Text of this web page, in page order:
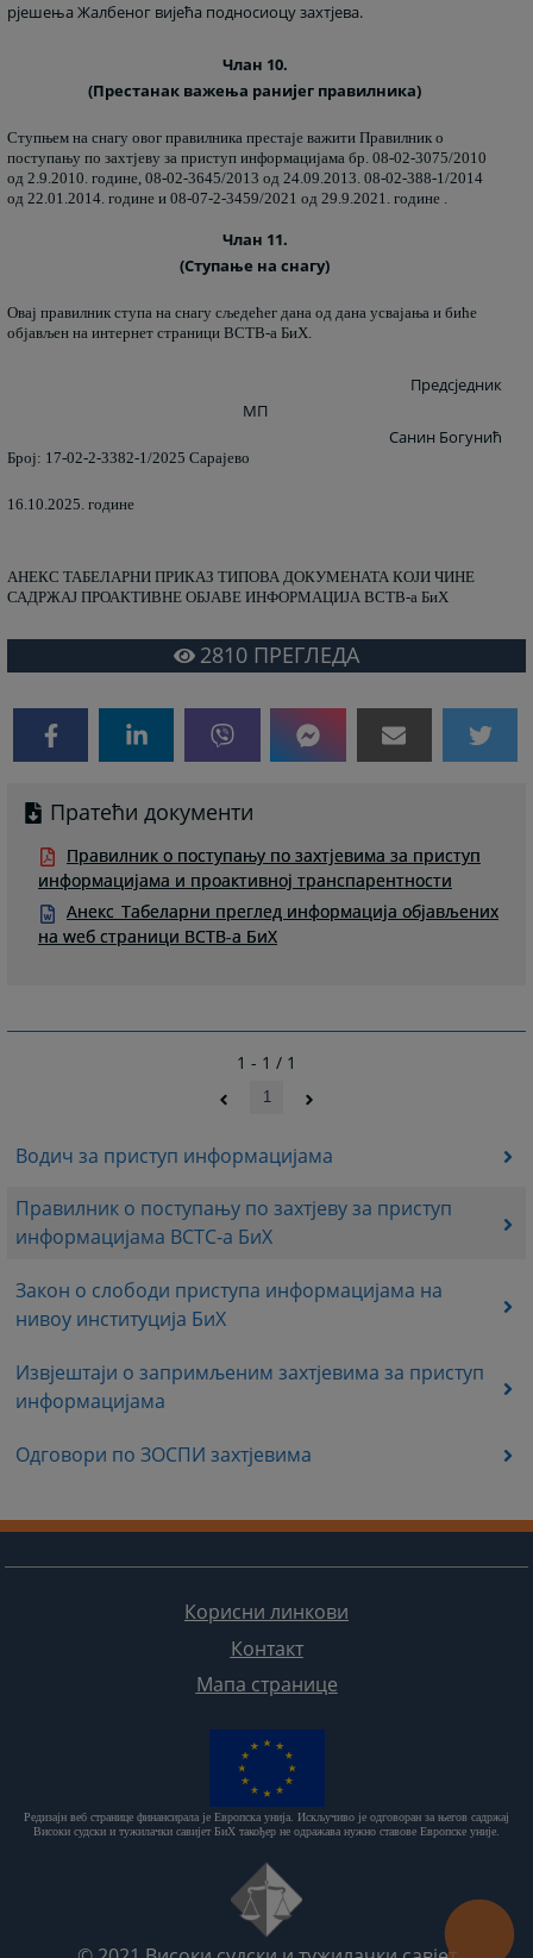
Водич за приступ информацијама
Правилник о поступању по захтјеву за приступ
информацијама ВСТС-а БиХ
Закон о слободи приступа информацијама на
нивоу институција БиХ
Извјештаји о запримљеним захтјевима за приступ
информацијама
Одговори по ЗОСПИ захтјевима
рјешења Жалбеног вијећа подносиоцу захтјева.
Члан 10.
(Престанак важења ранијег правилника)
Ступњем на снагу овог правилника престаје важити Правилник о
поступању по захтјеву за приступ информацијама бр. 08-02-3075/2010
од 2.9.2010. године, 08-02-3645/2013 од 24.09.2013. 08-02-388-1/2014
од 22.01.2014. године и 08-07-2-3459/2021 од 29.9.2021. године .
Члан 11.
(Ступање на снагу)
Овај правилник ступа на снагу сљедећег дана од дана усвајања и биће
објављен на интернет страници ВСТВ-а БиХ.
Предсједник
МП
Санин Богунић
Број: 17-02-2-3382-1/2025 Сарајево
16.10.2025. године
АНЕКС ТАБЕЛАРНИ ПРИКАЗ ТИПОВА ДОКУМЕНАТА КОЈИ ЧИНЕ
САДРЖАЈ ПРОАКТИВНЕ ОБЈАВЕ ИНФОРМАЦИЈА ВСТВ-а БиХ
2810 ПРЕГЛЕДА
Пратећи документи
Правилник о поступању по захтјевима за приступ
информацијама и проактивној транспарентности
Анекс_Табеларни преглед информација објављених
на wеб страници ВСТВ-а БиХ
1 - 1 / 1
1
Корисни линкови
Контакт
Мапа странице
Редизајн веб странице финансирала је Европска унија. Искључиво је одговоран за његов садржај
Високи судски и тужилачки савијет БиХ такођер не одражава нужно ставове Европске уније.